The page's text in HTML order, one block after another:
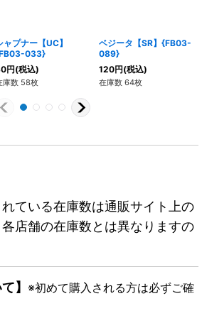
ャプナー【UC】
033}
円(税込)
庫数 58枚
ベジータ【SR】{FB03-
089}
120円(税込)
在庫数 64枚
ている在庫数は通販サイト上の
店舗の在庫数とは異なりますの
】 ※初めて購入される方は必ずご確